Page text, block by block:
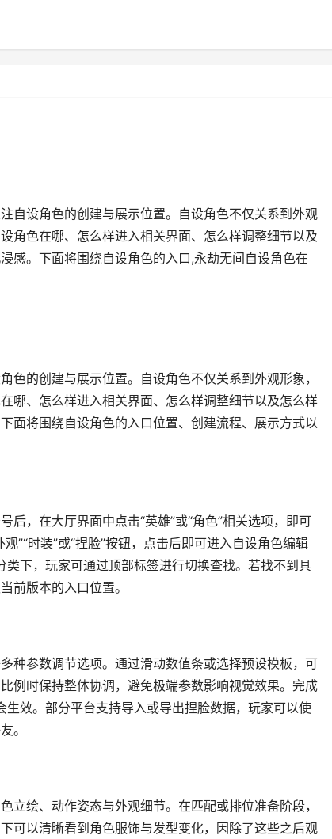
自设角色的创建与展示位置。自设角色不仅关系到外观
角色在哪、怎么样进入相关界面、怎么样调整细节以及
感。下面将围绕自设角色的入口,永劫无间自设角色在
色的创建与展示位置。自设角色不仅关系到外观形象，
哪、怎么样进入相关界面、怎么样调整细节以及怎么样
面将围绕自设角色的入口位置、创建流程、展示方式以
，在大厅界面中点击“英雄”或“角色”相关选项，即可
”“时装”或“捏脸”按钮，点击后即可进入自设角色编辑
类下，玩家可通过顶部标签进行切换查找。若找不到具
前版本的入口位置。
种参数调节选项。通过滑动数值条或选择预设模板，可
例时保持整体协调，避免极端参数影响视觉效果。完成
生效。部分平台支持导入或导出捏脸数据，玩家可以使
。
立绘、动作姿态与外观细节。在匹配或排位准备阶段，
可以清晰看到角色服饰与发型变化，因除了这些之后观